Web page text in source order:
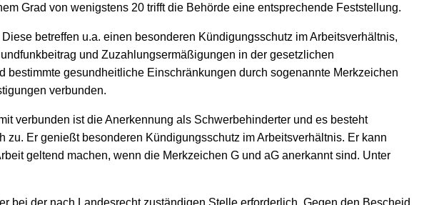
Grad von wenigstens 20 trifft die Behörde eine entsprechende Feststellung.
betreffen u.a. einen besonderen Kündigungsschutz im Arbeitsverhältnis,
und Zuzahlungsermäßigungen in der gesetzlichen
gesundheitliche Einschränkungen durch sogenannte Merkzeichen
verbunden.
verbunden ist die Anerkennung als Schwerbehinderter und es besteht
Er genießt besonderen Kündigungsschutz im Arbeitsverhältnis. Er kann
geltend machen, wenn die Merkzeichen G und aG anerkannt sind. Unter
bei der nach Landesrecht zuständigen Stelle erforderlich. Gegen den Bescheid